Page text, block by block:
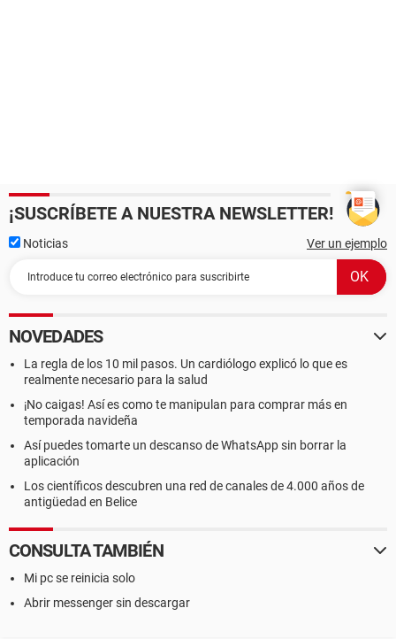
¡SUSCRÍBETE A NUESTRA NEWSLETTER!
Noticias Ver un ejemplo
NOVEDADES
La regla de los 10 mil pasos. Un cardiólogo explicó lo que es
realmente necesario para la salud
¡No caigas! Así es como te manipulan para comprar más en
temporada navideña
Así puedes tomarte un descanso de WhatsApp sin borrar la
aplicación
Los científicos descubren una red de canales de 4.000 años de
antigüedad en Belice
CONSULTA TAMBIÉN
Mi pc se reinicia solo
Abrir messenger sin descargar